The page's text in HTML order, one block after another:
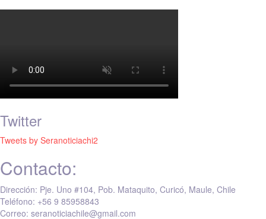
Twitter
Tweets by Seranoticiachi2
Contacto:
Dirección: Pje. Uno #104, Pob. Mataquito, Curicó, Maule, Chile
Teléfono: +56 9 85958843
Correo: seranoticiachile@gmail.com